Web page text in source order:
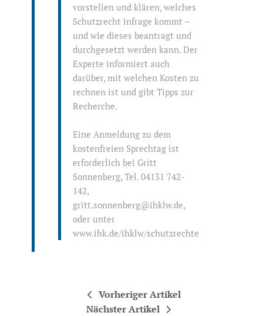
vorstellen und klären, welches
Schutzrecht infrage kommt –
und wie dieses beantragt und
durchgesetzt werden kann. Der
Experte informiert auch
darüber, mit welchen Kosten zu
rechnen ist und gibt Tipps zur
Recherche.
Eine Anmeldung zu dem
kostenfreien Sprechtag ist
erforderlich bei Gritt
Sonnenberg, Tel. 04131 742-
142,
gritt.sonnenberg@ihklw.de,
oder unter
www.ihk.de/ihklw/schutzrechte
Vorheriger Artikel
Nächster Artikel